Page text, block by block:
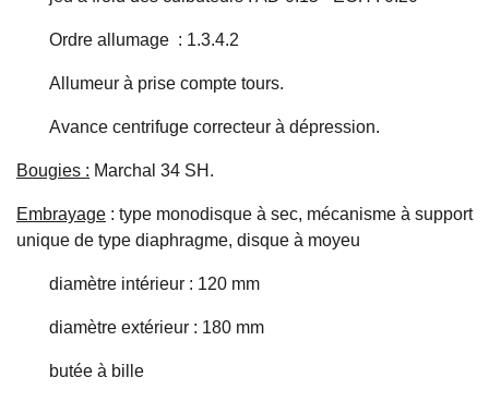
Ordre allumage : 1.3.4.2
Allumeur à prise compte tours.
Avance centrifuge correcteur à dépression.
Bougies : Marchal 34 SH.
Embrayage : type monodisque à sec, mécanisme à support
unique de type diaphragme, disque à moyeu
diamètre intérieur : 120 mm
diamètre extérieur : 180 mm
butée à bille